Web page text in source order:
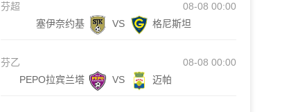
芬超
08-08 00:00
塞伊奈约基
VS 格尼斯坦
芬乙
08-08 00:00
PEPO拉宾兰塔
VS 迈帕